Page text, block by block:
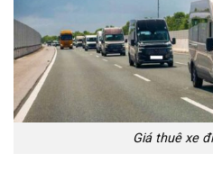
Giá thuê xe